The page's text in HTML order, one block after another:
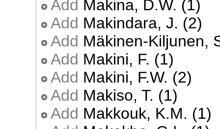
Add Makina, D.W. (1)
Add Makindara, J. (2)
Add Mäkinen-Kiljunen,
Add Makini, F. (1)
Add Makini, F.W. (2)
Add Makiso, T. (1)
Add Makkouk, K.M. (1)